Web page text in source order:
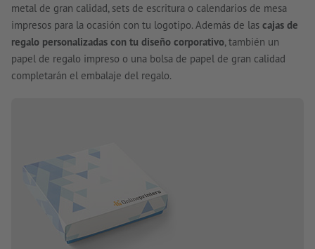
metal de gran calidad, sets de escritura o calendarios de mesa
impresos para la ocasión con tu logotipo. Además de las cajas de
regalo personalizadas con tu diseño corporativo, también un
papel de regalo impreso o una bolsa de papel de gran calidad
completarán el embalaje del regalo.